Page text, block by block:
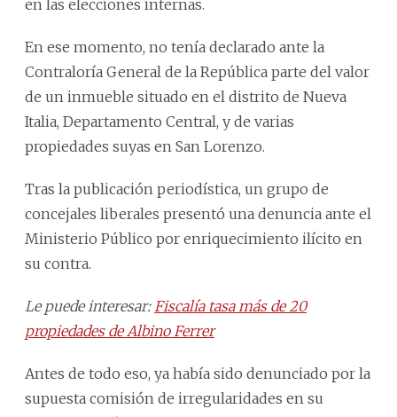
en las elecciones internas.
En ese momento, no tenía declarado ante la
Contraloría General de la República parte del valor
de un inmueble situado en el distrito de Nueva
Italia, Departamento Central, y de varias
propiedades suyas en San Lorenzo.
Tras la publicación periodística, un grupo de
concejales liberales presentó una denuncia ante el
Ministerio Público por enriquecimiento ilícito en
su contra.
Le puede interesar: Fiscalía tasa más de 20
propiedades de Albino Ferrer
Antes de todo eso, ya había sido denunciado por la
supuesta comisión de irregularidades en su